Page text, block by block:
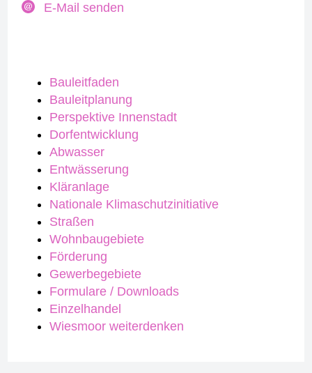
Bauleitfaden
Bauleitplanung
Perspektive Innenstadt
Dorfentwicklung
Abwasser
Entwässerung
Kläranlage
Nationale Klimaschutzinitiative
Straßen
Wohnbaugebiete
Förderung
Gewerbegebiete
Formulare / Downloads
Einzelhandel
Wiesmoor weiterdenken
E-Mail senden